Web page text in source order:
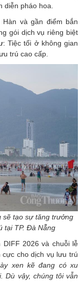
diễn pháo hoa.
và gần điểm bắn
gói dịch vụ riêng biệt
Tiệc tối ở không gian
trú cao cấp.
sẽ tạo sự tăng trưởng
tại TP. Đà Nẵng
2026 và chuỗi lễ
cho dịch vụ lưu trú
xen kẽ đang có xu
Dù vậy, chúng tôi vẫn